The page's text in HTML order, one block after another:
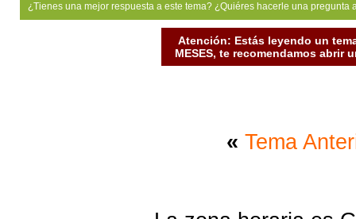
¿Tienes una mejor respuesta a este tema? ¿Quiéres hacerle una
Atención: Estás leyendo un
MESES, te recomendamos abrir
« Tema